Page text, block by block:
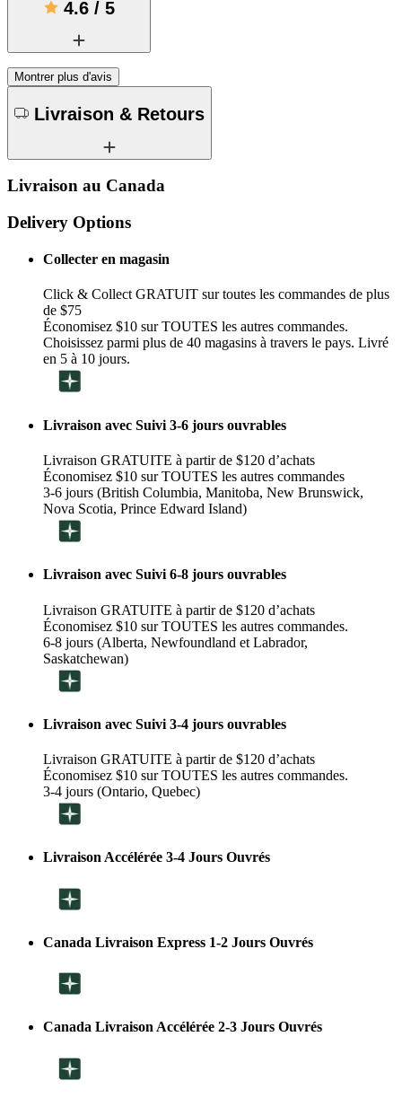
4.6/ 5
Montrer plus d'avis
Livraison & Retours
Livraison au Canada
Delivery Options
Collecter en magasin
Click & Collect GRATUIT sur toutes les commandes de plus
de $75
Économisez $10 sur TOUTES les autres commandes.
Choisissez parmi plus de 40 magasins à travers le pays. Livré
en 5 à 10 jours.
Livraison avec Suivi 3-6 jours ouvrables
Livraison GRATUITE à partir de $120 d’achats
Économisez $10 sur TOUTES les autres commandes
3-6 jours (British Columbia, Manitoba, New Brunswick,
Nova Scotia, Prince Edward Island)
Livraison avec Suivi 6-8 jours ouvrables
Livraison GRATUITE à partir de $120 d’achats
Économisez $10 sur TOUTES les autres commandes.
6-8 jours (Alberta, Newfoundland et Labrador,
Saskatchewan)
Livraison avec Suivi 3-4 jours ouvrables
Livraison GRATUITE à partir de $120 d’achats
Économisez $10 sur TOUTES les autres commandes.
3-4 jours (Ontario, Quebec)
Livraison Accélérée 3-4 Jours Ouvrés
Canada Livraison Express 1-2 Jours Ouvrés
Canada Livraison Accélérée 2-3 Jours Ouvrés